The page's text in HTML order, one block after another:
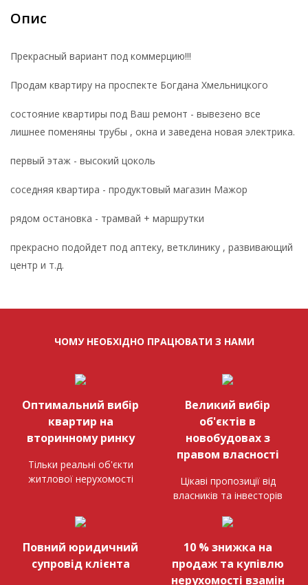
Опис
Прекрасный вариант под коммерцию!!!
Продам квартиру на проспекте Богдана Хмельницкого
состояние квартиры под Ваш ремонт - вывезено все
лишнее поменяны трубы , окна и заведена новая электрика.
первый этаж - высокий цоколь
соседняя квартира - продуктовый магазин Мажор
рядом остановка - трамвай + маршрутки
прекрасно подойдет под аптеку, ветклинику , развивающий
центр и т.д.
ЧОМУ НЕОБХІДНО ПРАЦЮВАТИ З НАМИ
Оптимальний вибір
квартир на
вторинному ринку
Тільки реальні об'єкти
житлової нерухомості
Великий вибір
об'єктів в
новобудовах з
правом власності
Цікаві пропозиції від
власників та інвесторів
Повний юридичний
супровід клієнта
10 % знижка на
продаж та купівлю
нерухомості взамін